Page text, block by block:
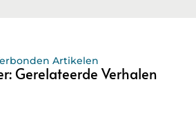
Artikelen
Gerelateerde Verhalen